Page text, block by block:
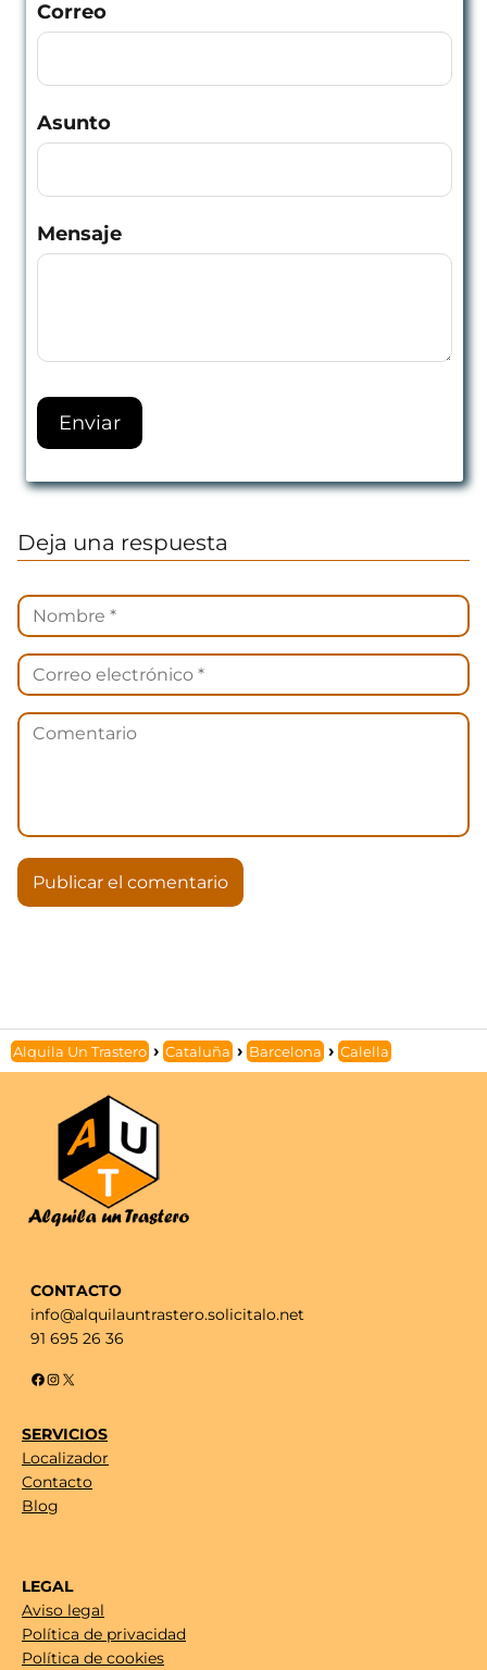
Correo
Asunto
Mensaje
Deja una respuesta
Alquila Un Trastero Cataluña Barcelona Calella
CONTACTO
info@alquilauntrastero.solicitalo.net
91 695 26 36
Facebook InstagramX
SERVICIOS
Localizador
Contacto
Blog
LEGAL
Aviso legal
Política de privacidad
Política de cookies